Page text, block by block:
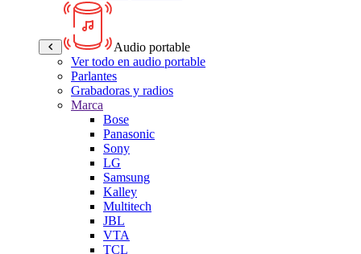
Audio portable
Ver todo en audio portable
Parlantes
Grabadoras y radios
Marca
Bose
Panasonic
Sony
LG
Samsung
Kalley
Multitech
JBL
VTA
TCL